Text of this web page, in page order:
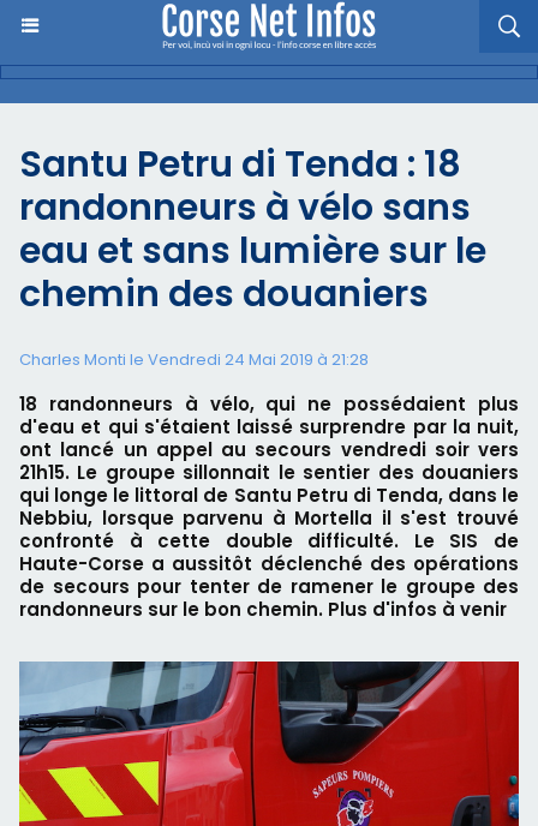
Santu Petru di Tenda : 18
randonneurs à vélo sans
eau et sans lumière sur le
chemin des douaniers
Charles Monti le Vendredi 24 Mai 2019 à 21:28
18 randonneurs à vélo, qui ne possédaient plus
d'eau et qui s'étaient laissé surprendre par la nuit,
ont lancé un appel au secours vendredi soir vers
21h15. Le groupe sillonnait le sentier des douaniers
qui longe le littoral de Santu Petru di Tenda, dans le
Nebbiu, lorsque parvenu à Mortella il s'est trouvé
confronté à cette double difficulté. Le SIS de
Haute-Corse a aussitôt déclenché des opérations
de secours pour tenter de ramener le groupe des
randonneurs sur le bon chemin. Plus d'infos à venir